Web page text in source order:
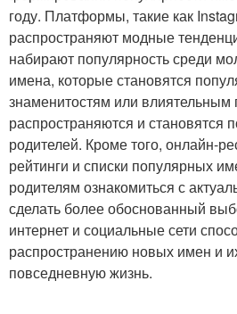
году. Платформы, такие как
распространяют модные
набирают популярность среди
имена, которые становятся
знаменитостям или
распространяются и становятся
родителей. Кроме того, онлайн-
рейтинги и списки популярных
родителям ознакомиться с
сделать более обоснованный
интернет и социальные сети
распространению новых имен и
повседневную жизнь.